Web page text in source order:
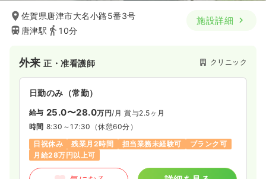
時間 8:30～17:30（休憩45分）
時給1,300円以上可
2交代（常勤）
※一例
時間 8:30～17:30（休憩45分）
4週8休以上
月給35万円以上可
佐賀県唐津市大名小路5番3号
唐津駅
10分
施設詳細
外来正・准看護師 クリニック
日勤のみ（常勤）
給与 25.0〜28.0万円/月 賞与2.5ヶ月
時間 8:30～17:30 （休憩60分）
日祝休み
残業月2時間 担当業務未経験可
ブランク可
月給28万円以上可